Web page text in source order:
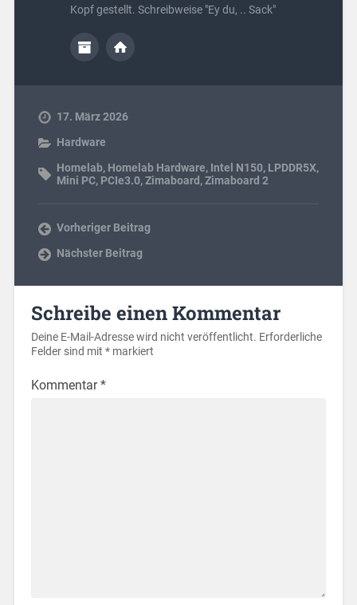
Kopf gestellt. Schreibweise "Ey du, .. Sack"
17. März 2026
Hardware
Homelab, Homelab Hardware, Intel N150, LPDDR5X,
Mini PC, PCIe3.0,Zimaboard ,Zimaboard 2
Vorheriger Beitrag
Nächster Beitrag
Schreibe einen Kommentar
Deine E-Mail-Adresse wird nicht veröffentlicht. Erforderliche
Felder sind mit *markiert
Kommentar*